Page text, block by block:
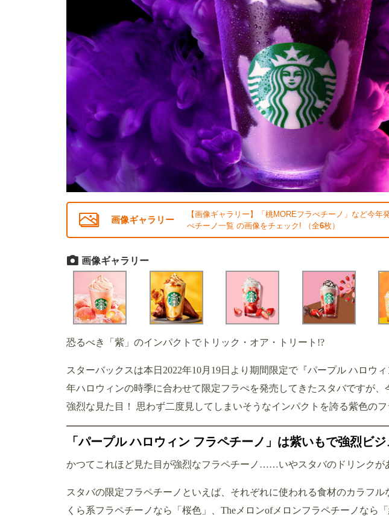
画像ギャラリー
【画像ギャラリー】「桃MOREフラぺチーノ」など今年
ぺチーノ一覧 の画像をチェック! （全6枚）
画像ギャラリー
恐るべき「紫」のインパクトでトリック・オア・トリート!?
スターバックスは本日2022年10月19日より期間限定で『パープル ハロウ
年ハロウィンの時季に合わせて限定フラぺを発売してきたスタバですが、
強烈な見た目！ 思わず二度見してしまいそうなインパクトを誇る紫色の
「パープル ハロウィン フラペチーノ」は紫いもで強烈ビ
かつてこれほど見た目が強烈なフラペチーノ……いやスタバのドリンクが
スタバの限定フラペチーノといえば、それぞれに使われる食材のカラフル
くら系フラペチーノなら「桜色」、Theメロンofメロンフラペチーノなら